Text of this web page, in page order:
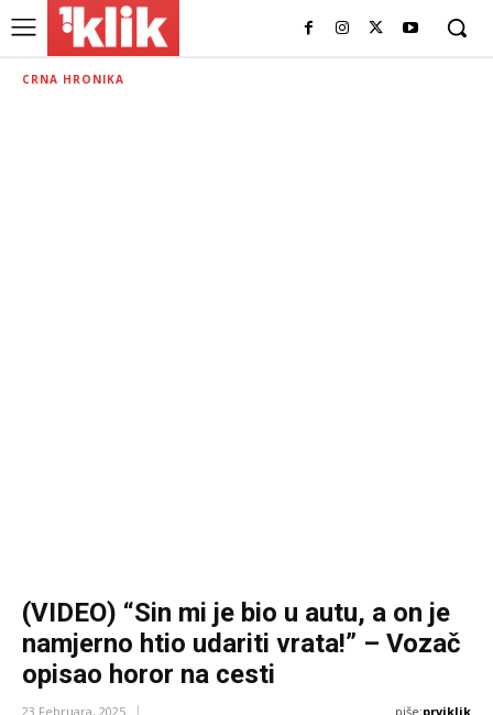
CRNA HRONIKA
(VIDEO) “Sin mi je bio u autu, a on je
namjerno htio udariti vrata!” – Vozač
opisao horor na cesti
piše:prviklik